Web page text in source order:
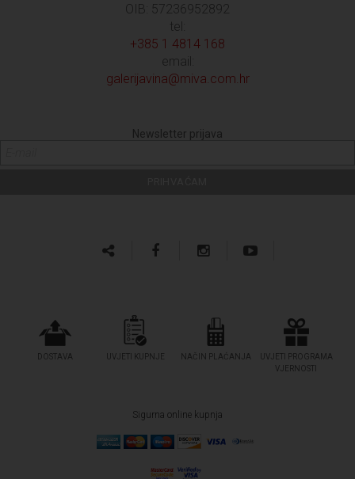
OIB: 57236952892
tel:
+385 1 4814 168
email:
galerijavina@miva.com.hr
Newsletter prijava
DOSTAVA UVJETI KUPNJE NAČIN PLAĆANJA
UVJETI PROGRAMA
VJERNOSTI
Sigurna online kupnja